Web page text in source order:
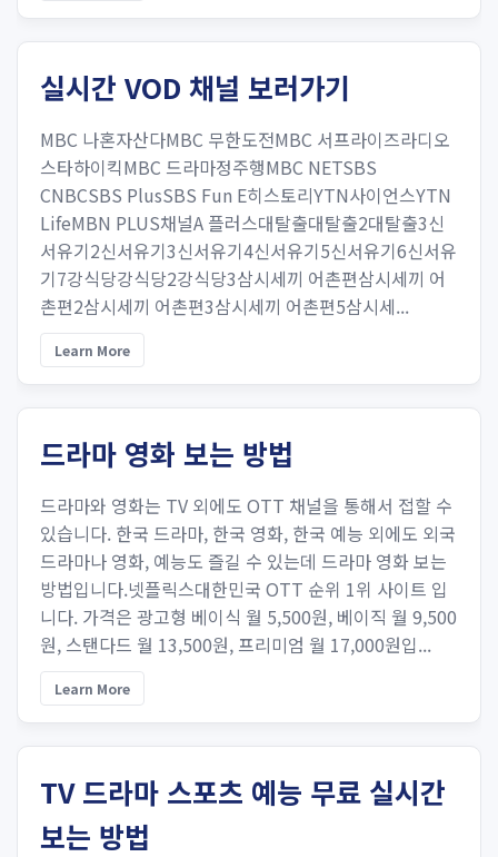
실시간 VOD 채널 보러가기
MBC 나혼자산다MBC 무한도전MBC 서프라이즈라디오
스타하이킥MBC 드라마정주행MBC NETSBS
CNBCSBS PlusSBS Fun E히스토리YTN사이언스YTN
LifeMBN PLUS채널A 플러스대탈출대탈출2대탈출3신
서유기2신서유기3신서유기4신서유기5신서유기6신서유
기7강식당강식당2강식당3삼시세끼 어촌편삼시세끼 어
촌편2삼시세끼 어촌편3삼시세끼 어촌편5삼시세...
Learn More
드라마 영화 보는 방법
드라마와 영화는 TV 외에도 OTT 채널을 통해서 접할 수
있습니다. 한국 드라마, 한국 영화, 한국 예능 외에도 외국
드라마나 영화, 예능도 즐길 수 있는데 드라마 영화 보는
방법입니다.넷플릭스대한민국 OTT 순위 1위 사이트 입
니다. 가격은 광고형 베이식 월 5,500원, 베이직 월 9,500
원, 스탠다드 월 13,500원, 프리미엄 월 17,000원입...
Learn More
TV 드라마 스포츠 예능 무료 실시간
보는 방법